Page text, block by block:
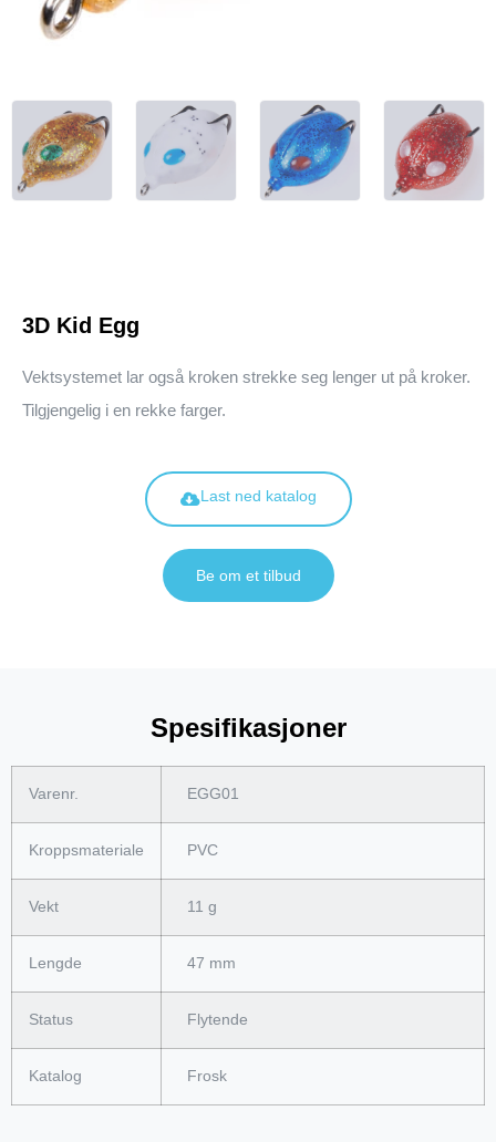
3D Kid Egg
Vektsystemet lar også kroken strekke seg lenger ut på kroker.
Tilgjengelig i en rekke farger.
Last ned katalog
Be om et tilbud
Spesifikasjoner
Varenr. EGG01
Kroppsmateriale PVC
Vekt 11 g
Lengde 47 mm
Status Flytende
Katalog Frosk